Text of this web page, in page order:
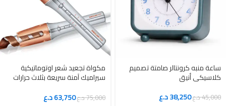
ساعة منبه كرونتالر صامتة تصميم
كلاسيكي أنيق
45,000د.ع38,250د.ع
مكواة تجعيد شعر اوتوماتيكية
سيراميك آمنة سريعة بثلاث حرارات
75,000د.ع63,750د.ع